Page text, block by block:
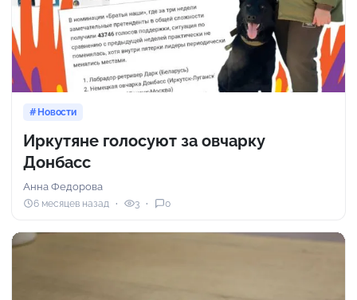
Новости
Иркутяне голосуют за овчарку
Донбасс
Анна Федорова
6 месяцев назад 3 0